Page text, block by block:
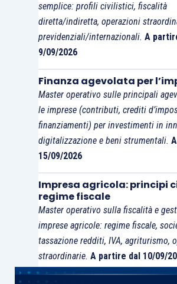
semplice: profili civilistici, fiscalità
diretta/indiretta, operazioni
previdenziali/internazionali. A
9/09/2026
Finanza agevolata per
Master operativo sulle principali
le imprese (contributi, crediti
finanziamenti) per investimenti in
digitalizzazione e beni strumentali.
15/09/2026
Impresa agricola: principi
regime fiscale
Master operativo sulla fiscalità e
imprese agricole: regime fiscale,
tassazione redditi, IVA, agriturismo,
straordinarie. A partire dal 10/09/